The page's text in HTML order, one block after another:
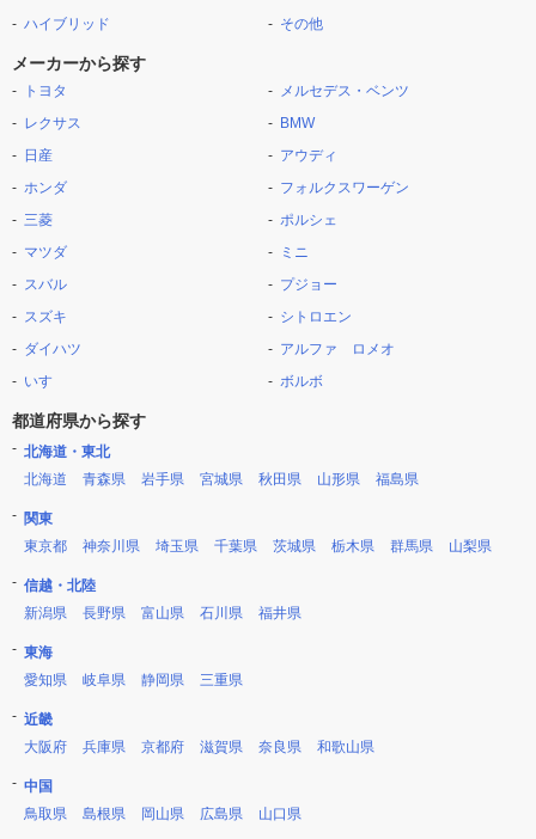
ハイブリッド
その他
メーカーから探す
トヨタ
レクサス
日産
ホンダ
三菱
マツダ
スバル
スズキ
ダイハツ
いすゞ
メルセデス・ベンツ
BMW
アウディ
フォルクスワーゲン
ポルシェ
ミニ
プジョー
シトロエン
アルファ ロメオ
ボルボ
都道府県から探す
北海道・東北
北海道
青森県 岩手県 宮城県 秋田県 山形県 福島県
関東
東京都
神奈川県 埼玉県 千葉県 茨城県 栃木県 群馬県 山梨県
信越・北陸
新潟県
長野県 富山県 石川県 福井県
東海
愛知県
岐阜県 静岡県 三重県
近畿
大阪府
兵庫県 京都府 滋賀県 奈良県 和歌山県
中国
鳥取県
島根県 岡山県 広島県 山口県